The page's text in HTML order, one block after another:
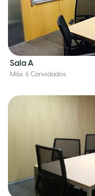
Sala A
Máx. 6 Convidados